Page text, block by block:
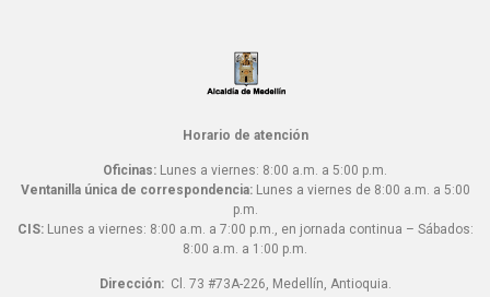
Horario de atención
Oficinas: Lunes a viernes: 8:00 a.m. a 5:00 p.m.
Ventanilla única de correspondencia:Lunes a viernes de 8:00 a.m. a 5:00
p.m.
CIS:Lunes a viernes: 8:00 a.m. a 7:00 p.m., en jornada continua – Sábados:
8:00 a.m. a 1:00 p.m.
Dirección: Cl. 73 #73A-226, Medellín, Antioquia.